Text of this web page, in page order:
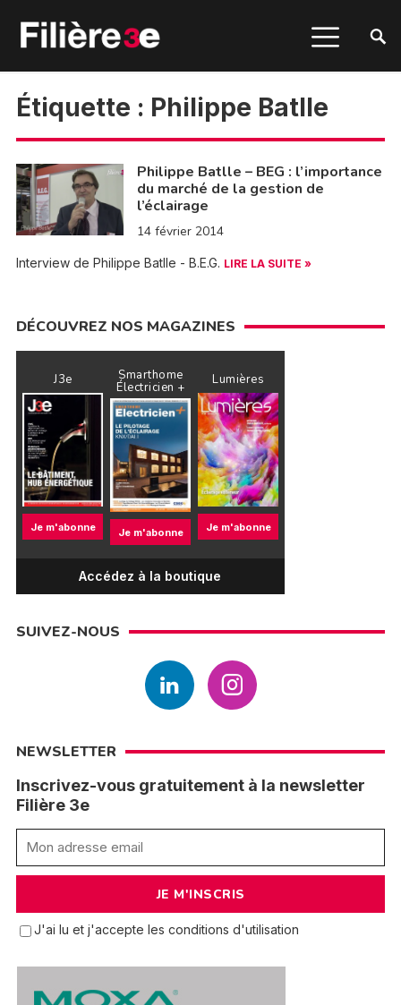
Étiquette : Philippe Batlle
Philippe Batlle – BEG : l’importance
du marché de la gestion de
l’éclairage
14 février 2014
Interview de Philippe Batlle - B.E.G. LIRE LA SUITE »
DÉCOUVREZ NOS MAGAZINES
J3e
Je m'abonne
Smarthome
Électricien +
Je m'abonne
Lumières
Je m'abonne
Accédez à la boutique
SUIVEZ-NOUS
NEWSLETTER
Inscrivez-vous gratuitement à la newsletter
Filière 3e
J'ai lu et j'accepte les conditions d'utilisation